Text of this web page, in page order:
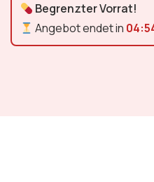
Begrenzter Vorrat!
Angebot endet in